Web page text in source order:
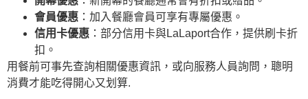
會員優惠 ：加入餐廳會員可享有專屬優惠。
信用卡優惠 ：部分信用卡與LaLaport合作，提供刷卡折
扣。
用餐前可事先查詢相關優惠資訊，或向服務人員詢問，聰明
消費才能吃得開心又划算.